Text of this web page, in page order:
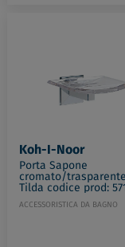
Koh-I-Noor
Porta Sapone
cromato/
Tilda codice prod:
ACCESSORISTICA DA BAGNO